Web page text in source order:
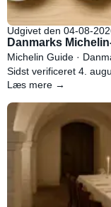
Udgivet den 04-08-
Danmarks
Michelin Guide ·
Sidst verificeret 4.
Læs mere →